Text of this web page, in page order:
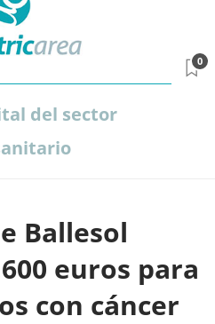
del sector
0
Ballesol
euros para
con cáncer